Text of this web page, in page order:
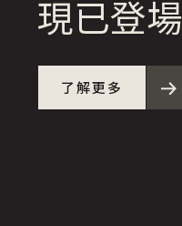
現已登場
了解更多